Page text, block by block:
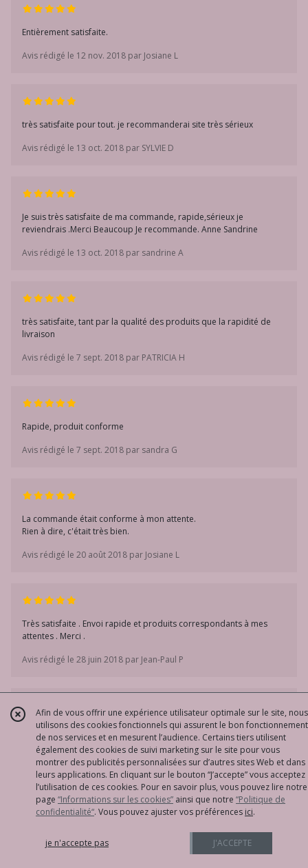
Entièrement satisfaite.
Avis rédigé le 12 nov. 2018 par Josiane L
très satisfaite pour tout. je recommanderai site très sérieux
Avis rédigé le 13 oct. 2018 par SYLVIE D
Je suis très satisfaite de ma commande, rapide,sérieux je
reviendrais .Merci Beaucoup Je recommande. Anne Sandrine
Avis rédigé le 13 oct. 2018 par sandrine A
très satisfaite, tant par la qualité des produits que la rapidité de
livraison
Avis rédigé le 7 sept. 2018 par PATRICIA H
Rapide, produit conforme
Avis rédigé le 7 sept. 2018 par sandra G
La commande était conforme à mon attente.
Rien à dire, c'était très bien.
Avis rédigé le 20 août 2018 par Josiane L
Très satisfaite . Envoi rapide et produits correspondants à mes
attentes . Merci .
Avis rédigé le 28 juin 2018 par Jean-Paul P
Très satisfaite de la réactivité, de la réponse à mes questions et du
délai de livraison. Parfait !
Avis rédigé le 28 juin 2018 par Pascale B
Afin de vous offrir une expérience utilisateur optimale sur le site, nous
utilisons des cookies fonctionnels qui assurent le bon fonctionnement
de nos services et en mesurent l’audience. Certains tiers utilisent
également des cookies de suivi marketing sur le site pour vous
montrer des publicités personnalisées sur d’autres sites Web et dans
leurs applications. En cliquant sur le bouton “J’accepte” vous acceptez
l’utilisation de ces cookies. Pour en savoir plus, vous pouvez lire notre
page “Informations sur les cookies” ainsi que notre “Politique de
confidentialité“. Vous pouvez ajuster vos préférences ici.
je n'accepte pas J'ACCEPTE